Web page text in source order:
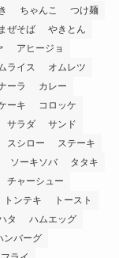
ちゃんこ
つけ麺
まぜそば
やきとん
アヒージョ
ライス
オムレツ
ーラ
カレー
ーキ
コロッケ
サラダ
サンド
スシロー
ステーキ
ソーキソバ
タタキ
チャーシュー
トンテキ
トースト
タ
ハムエッグ
ンバーグ